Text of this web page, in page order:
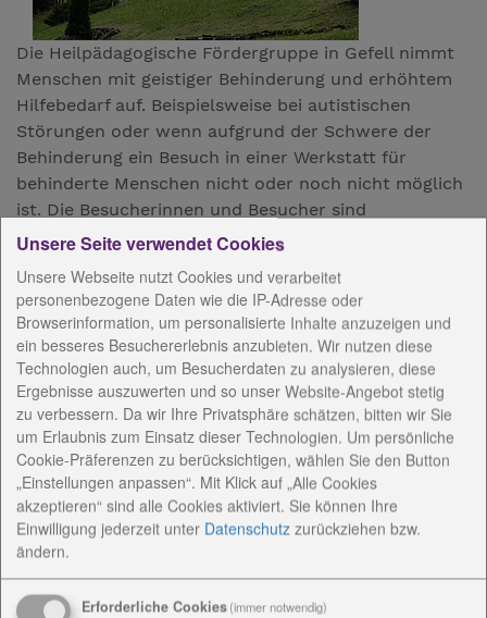
Die Heilpädagogische Fördergruppe in Gefell nimmt
Menschen mit geistiger Behinderung und erhöhtem
Hilfebedarf auf. Beispielsweise bei autistischen
Störungen oder wenn aufgrund der Schwere der
Behinderung ein Besuch in einer Werkstatt für
behinderte Menschen nicht oder noch nicht möglich
ist. Die Besucherinnen und Besucher sind
erwachsene Menschen, die ihre Schulzeit beendet
leben.
AnsprechpartnerInnen
Konzeptionelle Arbeit
Angebote / Kosten
Einrichtungsanschrift /
Rechnungsanschrift
Unsere Seite verwendet Cookies
Unsere Webseite nutzt Cookies und verarbeitet
personenbezogene Daten wie die IP-Adresse oder
Browserinformation, um personalisierte Inhalte anzuzeigen und
ein besseres Besuchererlebnis anzubieten. Wir nutzen diese
Technologien auch, um Besucherdaten zu analysieren, diese
Ergebnisse auszuwerten und so unser Website-Angebot stetig
zu verbessern. Da wir Ihre Privatsphäre schätzen, bitten wir Sie
um Erlaubnis zum Einsatz dieser Technologien. Um persönliche
Cookie-Präferenzen zu berücksichtigen, wählen Sie den Button
„Einstellungen anpassen“. Mit Klick auf „Alle Cookies
akzeptieren“ sind alle Cookies aktiviert. Sie können Ihre
Einwilligung jederzeit unter Datenschutz zurückziehen bzw.
ändern.
Erforderliche Cookies(immer notwendig)